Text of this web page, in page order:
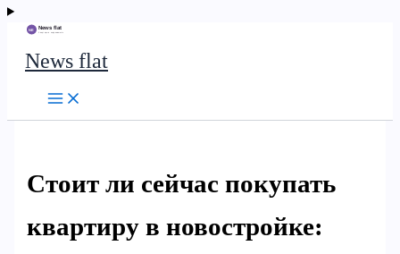
News flat
Стоит ли сейчас покупать
квартиру в новостройке: